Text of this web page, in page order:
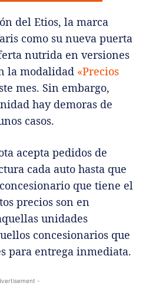
del Etios, la marca
como su nueva puerta
nutrida en versiones
la modalidad «Precios
mes. Sin embargo,
hay demoras de
casos.
acepta pedidos de
cada auto hasta que
que tiene el
precios son en
unidades
concesionarios que
para entrega inmediata.
-